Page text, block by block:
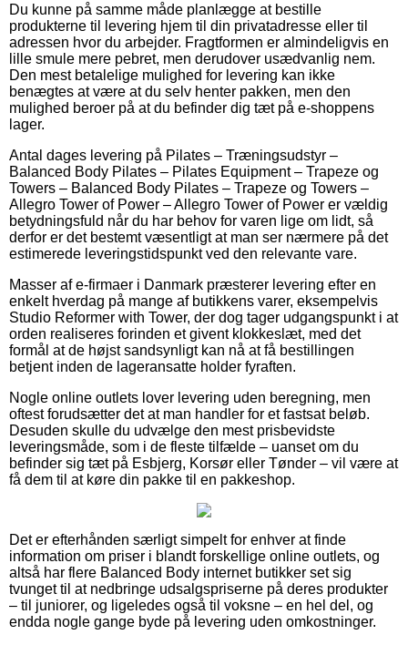
Du kunne på samme måde planlægge at bestille
produkterne til levering hjem til din privatadresse eller til
adressen hvor du arbejder. Fragtformen er almindeligvis en
lille smule mere pebret, men derudover usædvanlig nem.
Den mest betalelige mulighed for levering kan ikke
benægtes at være at du selv henter pakken, men den
mulighed beroer på at du befinder dig tæt på e-shoppens
lager.
Antal dages levering på Pilates – Træningsudstyr –
Balanced Body Pilates – Pilates Equipment – Trapeze og
Towers – Balanced Body Pilates – Trapeze og Towers –
Allegro Tower of Power – Allegro Tower of Power er vældig
betydningsfuld når du har behov for varen lige om lidt, så
derfor er det bestemt væsentligt at man ser nærmere på det
estimerede leveringstidspunkt ved den relevante vare.
Masser af e-firmaer i Danmark præsterer levering efter en
enkelt hverdag på mange af butikkens varer, eksempelvis
Studio Reformer with Tower, der dog tager udgangspunkt i at
orden realiseres forinden et givent klokkeslæt, med det
formål at de højst sandsynligt kan nå at få bestillingen
betjent inden de lageransatte holder fyraften.
Nogle online outlets lover levering uden beregning, men
oftest forudsætter det at man handler for et fastsat beløb.
Desuden skulle du udvælge den mest prisbevidste
leveringsmåde, som i de fleste tilfælde – uanset om du
befinder sig tæt på Esbjerg, Korsør eller Tønder – vil være at
få dem til at køre din pakke til en pakkeshop.
Det er efterhånden særligt simpelt for enhver at finde
information om priser i blandt forskellige online outlets, og
altså har flere Balanced Body internet butikker set sig
tvunget til at nedbringe udsalgspriserne på deres produkter
– til juniorer, og ligeledes også til voksne – en hel del, og
endda nogle gange byde på levering uden omkostninger.